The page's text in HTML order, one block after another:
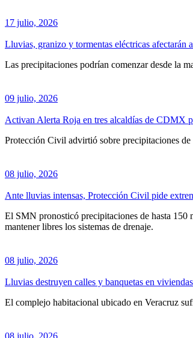
17 julio, 2026
Lluvias, granizo y tormentas eléctricas afectarán
Las precipitaciones podrían comenzar desde la
09 julio, 2026
Activan Alerta Roja en tres alcaldías de CDMX
Protección Civil advirtió sobre precipitaciones de
08 julio, 2026
Ante lluvias intensas, Protección Civil pide
El SMN pronosticó precipitaciones de hasta 150
mantener libres los sistemas de drenaje.
08 julio, 2026
Lluvias destruyen calles y banquetas en
El complejo habitacional ubicado en Veracruz